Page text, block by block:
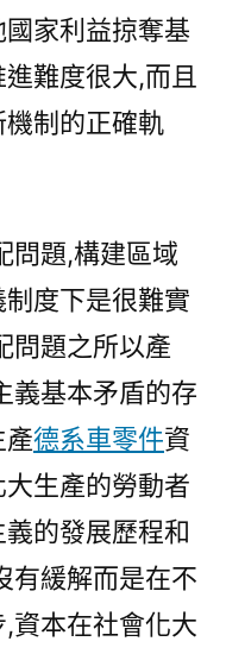
家利益掠奪基
難度很大,而且
制的正確軌
問題,構建區域
度下是很難實
問題之所以產
義基本矛盾的存
德系車零件資
生產的勞動者
的發展歷程和
有緩解而是在不
資本在社會化大